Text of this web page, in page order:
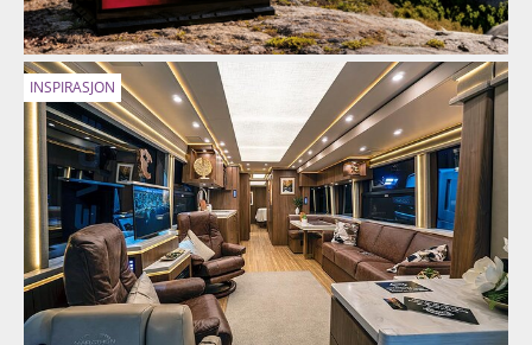
INSPIRASJON